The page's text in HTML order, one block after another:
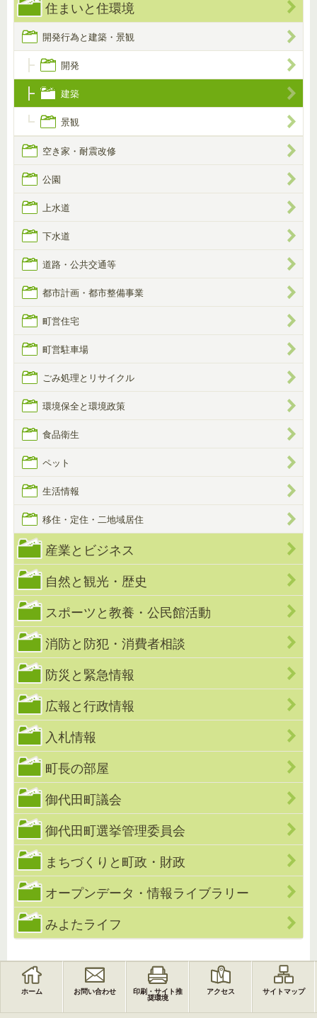
住まいと住環境
開発行為と建築・景観
開発
建築
景観
空き家・耐震改修
公園
上水道
下水道
道路・公共交通等
都市計画・都市整備事業
町営住宅
町営駐車場
ごみ処理とリサイクル
環境保全と環境政策
食品衛生
ペット
生活情報
移住・定住・二地域居住
産業とビジネス
自然と観光・歴史
スポーツと教養・公民館活動
消防と防犯・消費者相談
防災と緊急情報
広報と行政情報
入札情報
町長の部屋
御代田町議会
御代田町選挙管理委員会
まちづくりと町政・財政
オープンデータ・情報ライブラリー
みよたライフ
ホーム お問い合わせ
印刷・サイト推
奨環境
アクセス サイトマップ